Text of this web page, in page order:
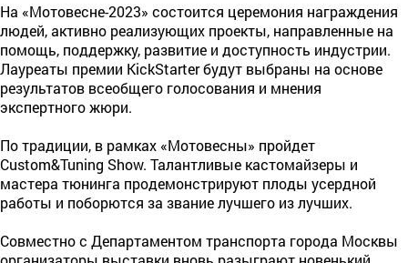
На «Мотовесне-2023» состоится церемония награждения
людей, активно реализующих проекты, направленные на
помощь, поддержку, развитие и доступность индустрии.
Лауреаты премии KickStarter будут выбраны на основе
результатов всеобщего голосования и мнения
экспертного жюри.
По традиции, в рамках «Мотовесны» пройдет
Custom&Tuning Show. Талантливые кастомайзеры и
мастера тюнинга продемонстрируют плоды усердной
работы и поборются за звание лучшего из лучших.
Совместно с Департаментом транспорта города Москвы